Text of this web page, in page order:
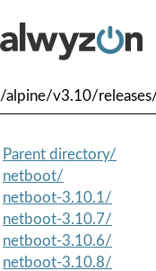
/alpine/v3.10/
Parent directory/
netboot/
netboot-3.10.1/
netboot-3.10.7/
netboot-3.10.6/
netboot-3.10.8/